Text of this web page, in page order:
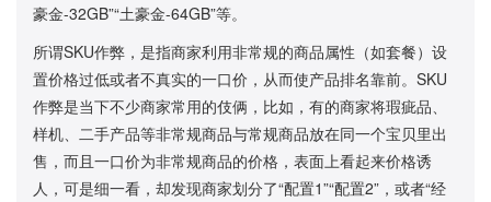
豪金-32GB”“土豪金-64GB”等。
所谓SKU作弊，是指商家利用非常规的商品属性（如套餐）设
置价格过低或者不真实的一口价，从而使产品排名靠前。SKU
作弊是当下不少商家常用的伎俩，比如，有的商家将瑕疵品、
样机、二手产品等非常规商品与常规商品放在同一个宝贝里出
售，而且一口价为非常规商品的价格，表面上看起来价格诱
人，可是细一看，却发现商家划分了“配置1”“配置2”，或者“经